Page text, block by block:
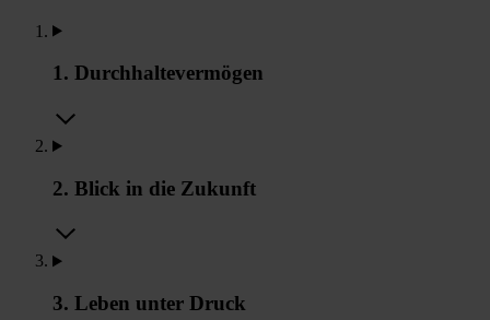
1. Durchhaltevermögen
2. Blick in die Zukunft
3. Leben unter Druck